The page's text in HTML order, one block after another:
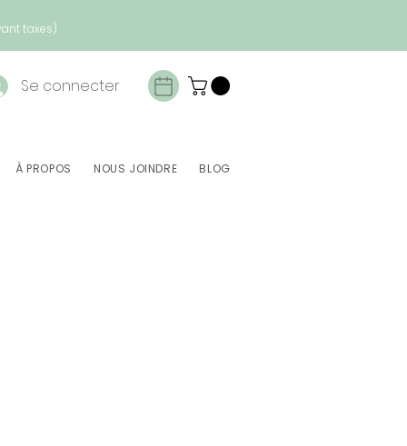
taxes)
Se connecter
À PROPOS NOUS JOINDRE BLOG